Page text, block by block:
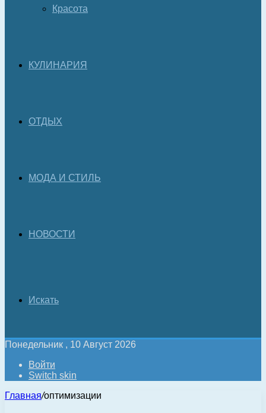
Красота
КУЛИНАРИЯ
ОТДЫХ
МОДА И СТИЛЬ
НОВОСТИ
Искать
Понедельник , 10 Август 2026
Войти
Switch skin
Главная/оптимизации